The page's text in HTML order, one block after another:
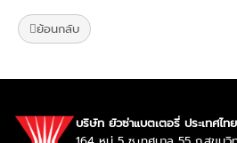
ย้อนกลับ
บริษัท ยัวซ่าแบตเตอรี่ ประเทศไ